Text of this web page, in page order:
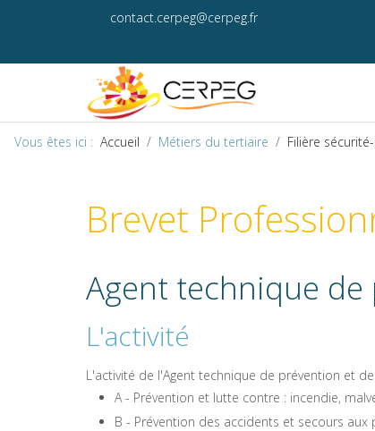
contact.cerpeg@cerpeg.fr
Vous êtes ici : Accueil Métiers du tertiaire Filière
Brevet
Agent technique
L'activité
L'activité de l'Agent technique de prévention et
A - Prévention et lutte contre : incendie,
B - Prévention des accidents et secours aux